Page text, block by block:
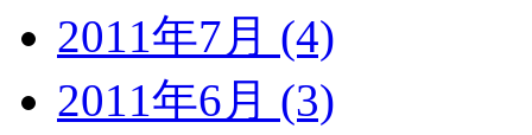
2011年7月 (4)
2011年6月 (3)